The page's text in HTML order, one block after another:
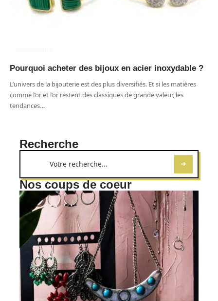
Pourquoi acheter des bijoux en acier inoxydable ?
L’univers de la bijouterie est des plus diversifiés. Et si les matières
comme l’or et l’or restent des classiques de grande valeur, les
tendances…
Recherche
Nos coups de coeur